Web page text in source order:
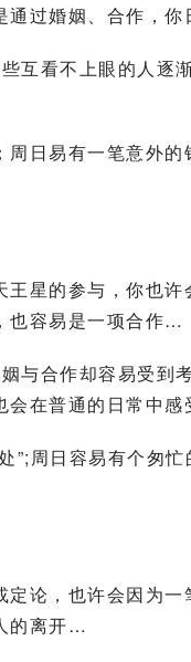
过婚姻、合作，
互看不上眼的人逐
日易有一笔意外
王星的参与，你也
也容易是一项合作…
合作却容易受到
在普通的日常中感
”;周日容易有个匆
论，也许会因为
的离开…